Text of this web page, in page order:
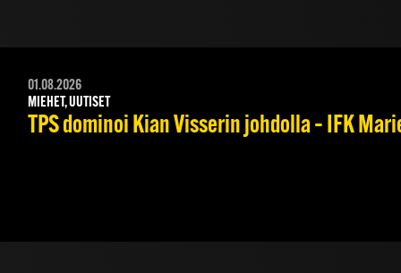
01.08.2026
MIEHET, UUTISET
TPS dominoi Kian Visserin johdolla – IFK